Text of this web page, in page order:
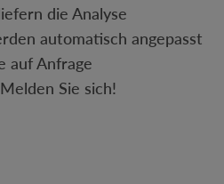
die Analyse
automatisch angepasst
auf Anfrage
Sie sich!